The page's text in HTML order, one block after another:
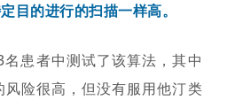
目的进行的扫描一样高。
患者中测试了该算法，其中
险很高，但没有服用他汀类